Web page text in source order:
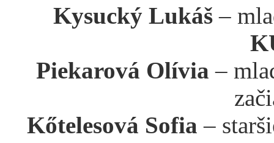
Kysucký Lukáš–
Piekarová Olívia –
Kőtelesová Sofia –